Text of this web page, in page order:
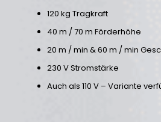
120 kg Tragkraft
40 m / 70 m Förderhöhe
20 m / min & 60 m / min
230 V Stromstärke
Auch als 110 V – Variante